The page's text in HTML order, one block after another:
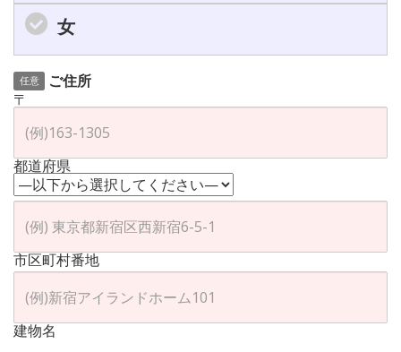
女
任意
ご住所
〒
都道府県
市区町村番地
建物名